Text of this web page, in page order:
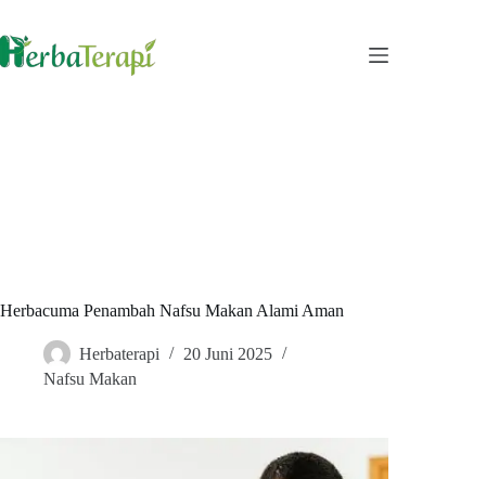
content
Herbacuma Penambah Nafsu Makan Alami Aman
Herbaterapi
20 Juni 2025
Nafsu Makan